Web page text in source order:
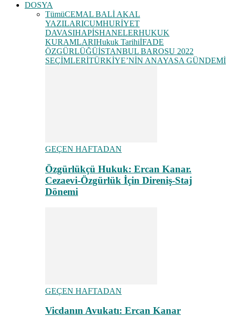
DOSYA
TümüCEMAL BALİ AKAL
YAZILARICUMHURİYET
DAVASIHAPİSHANELERHUKUK
KURAMLARIHukuk TarihiİFADE
ÖZGÜRLÜĞÜİSTANBUL BAROSU 2022
SEÇİMLERİTÜRKİYE’NİN ANAYASA GÜNDEMİ
GEÇEN HAFTADAN
Özgürlükçü Hukuk: Ercan Kanar.
Cezaevi-Özgürlük İçin Direniş-Staj
Dönemi
GEÇEN HAFTADAN
Vicdanın Avukatı: Ercan Kanar